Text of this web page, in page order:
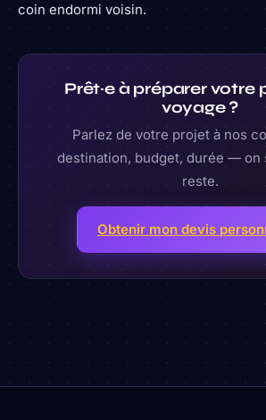
coin endormi voisin.
Prêt·e à préparer votre
voyage ?
Parlez de votre projet à nos
destination, budget, durée — on
reste.
Obtenir mon devis